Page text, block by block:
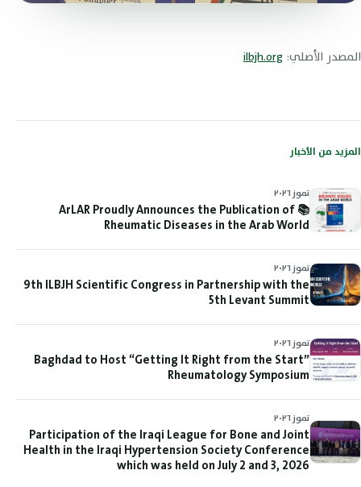
المصدر الأصلي: ilbjh.org
المزيد من الأخبار
تموز ٢٠٢٦
📚 ArLAR Proudly Announces the Publication of
Rheumatic Diseases in the Arab World
تموز ٢٠٢٦
9th ILBJH Scientific Congress in Partnership with the
5th Levant Summit
تموز ٢٠٢٦
Baghdad to Host “Getting It Right from the Start”
Rheumatology Symposium
تموز ٢٠٢٦
Participation of the Iraqi League for Bone and Joint
Health in the Iraqi Hypertension Society Conference
which was held on July 2 and 3, 2026